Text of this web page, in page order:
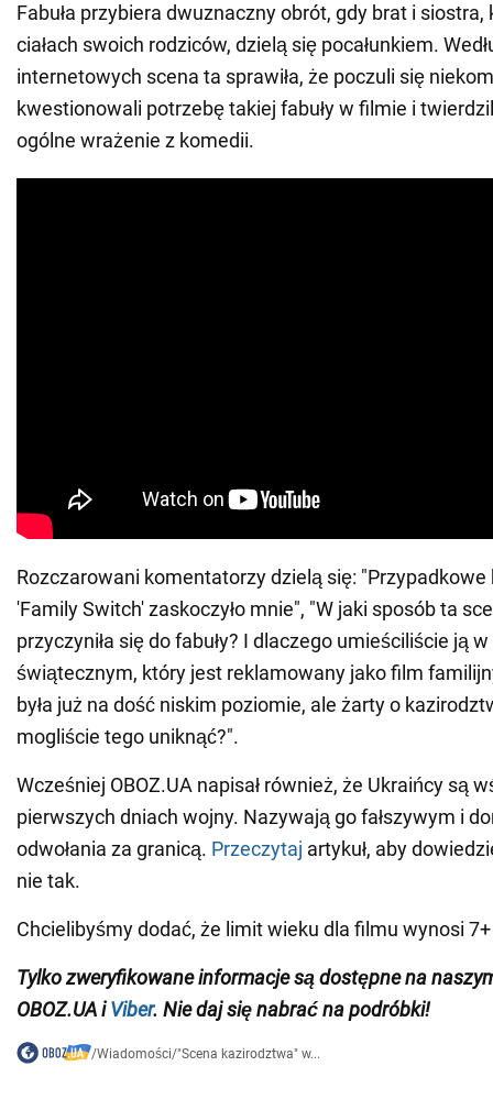
Fabuła przybiera dwuznaczny obrót, gdy brat i
ciałach swoich rodziców, dzielą się pocałunkiem.
internetowych scena ta sprawiła, że poczuli się
kwestionowali potrzebę takiej fabuły w filmie i
ogólne wrażenie z komedii.
Rozczarowani komentatorzy dzielą się:
'Family Switch' zaskoczyło mnie", "W jaki sposób ta
przyczyniła się do fabuły? I dlaczego umieściliście ją
świątecznym, który jest reklamowany jako film
była już na dość niskim poziomie, ale żarty o
mogliście tego uniknąć?".
Wcześniej OBOZ.UA napisał również, że Ukraińcy są
pierwszych dniach wojny. Nazywają go fałszywym i
odwołania za granicą. Przeczytaj artykuł, aby
nie tak.
Chcielibyśmy dodać, że limit wieku dla filmu wynosi
Tylkozweryfikowane informacje są dostępne na
OBOZ.UA iViber. Nie daj się nabrać na podróbki!
/Wiadomości/"Scena kazirodztwa" w...